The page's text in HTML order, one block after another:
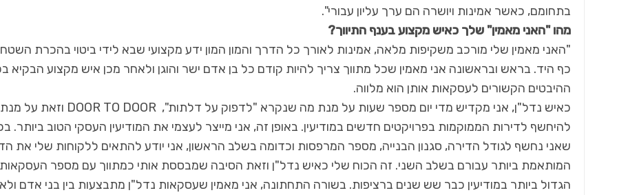
בתחומם, כאשר אמינות ויושרה הם ערך עליון עבורי".
מהו "האני מאמין" שלך כאיש מקצוע בענף התיווך?
"האני מאמין שלי מורכב משקיפות מלאה, אמינות לאורך כל הדרך והמון המון ידע מקצועי שבא לידי ביטוי בהכרת
כף היד. בראש ובראשונה אני מאמין שכל מתווך צריך להיות קודם כל בן אדם ישר והוגן ולאחר מכן איש מקצוע הבקיא
ההיבטים הקשורים לעסקאות אותן הוא מלווה.
כאיש נדל"ן, אני מקדיש מדי יום מספר שעות על מנת מה שנקרא "לדפוק על דלתות", DOOR TO DOOR וזאת על מנת
להיחשף לדירות הממוקמות בפרויקטים חדשים במודיעין. באופן זה, אני מייצר לעצמי את המודיעין העסקי הטוב ביותר.
שאני נחשף לגודל הדירה, סגנון הבנייה, מספר המרפסות וכדומה בשלב הראשון, אני יודע להתאים ללקוחות שלי את
המותאמת ביותר עבורם בשלב השני. זה הכוח שלי כאיש נדל"ן וזאת הסיבה שמבססת אותי כמתווך עם מספר העסקאות
הגדול ביותר במודיעין כבר שש שנים ברציפות. בשורה התחתונה, אני מאמין שעסקאות נדל"ן מתבצעות בין בני אדם ולא